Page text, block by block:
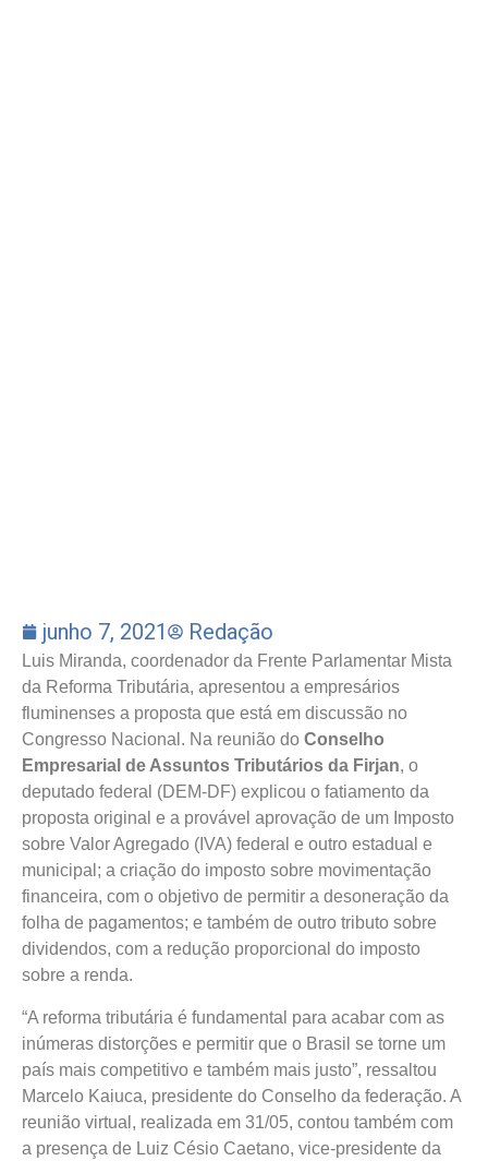
junho 7, 2021 Redação
Luis Miranda, coordenador da Frente Parlamentar Mista
da Reforma Tributária, apresentou a empresários
fluminenses a proposta que está em discussão no
Congresso Nacional. Na reunião do Conselho
Empresarial de Assuntos Tributários da Firjan, o
deputado federal (DEM-DF) explicou o fatiamento da
proposta original e a provável aprovação de um Imposto
sobre Valor Agregado (IVA) federal e outro estadual e
municipal; a criação do imposto sobre movimentação
financeira, com o objetivo de permitir a desoneração da
folha de pagamentos; e também de outro tributo sobre
dividendos, com a redução proporcional do imposto
sobre a renda.
“A reforma tributária é fundamental para acabar com as
inúmeras distorções e permitir que o Brasil se torne um
país mais competitivo e também mais justo”, ressaltou
Marcelo Kaiuca, presidente do Conselho da federação. A
reunião virtual, realizada em 31/05, contou também com
a presença de Luiz Césio Caetano, vice-presidente da